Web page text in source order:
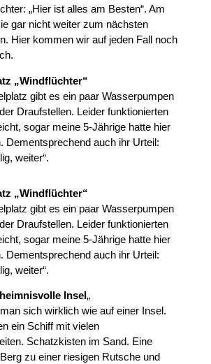
„Hier ist alles am Besten“. Am
gar nicht weiter zum nächsten
Hier kommen wir auf jeden Fall noch
„Windflüchter“
gibt es ein paar Wasserpumpen
Draufstellen. Leider funktionierten
sogar meine 5-Jährige hatte hier
Dementsprechend auch ihr Urteil:
weiter“.
„Windflüchter“
gibt es ein paar Wasserpumpen
Draufstellen. Leider funktionierten
sogar meine 5-Jährige hatte hier
Dementsprechend auch ihr Urteil:
weiter“.
Insel „
sich wirklich wie auf einer Insel.
ein Schiff mit vielen
Schatzkisten im Sand. Eine
zu einer riesigen Rutsche und